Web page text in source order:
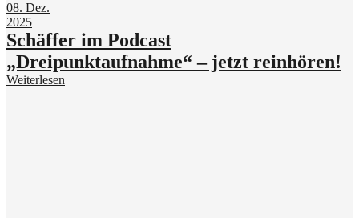
08. Dez.
2025
Schäffer im Podcast
„Dreipunktaufnahme“ – jetzt reinhören!
Weiterlesen